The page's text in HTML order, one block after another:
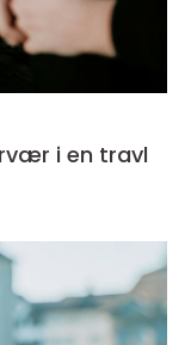
i en travl